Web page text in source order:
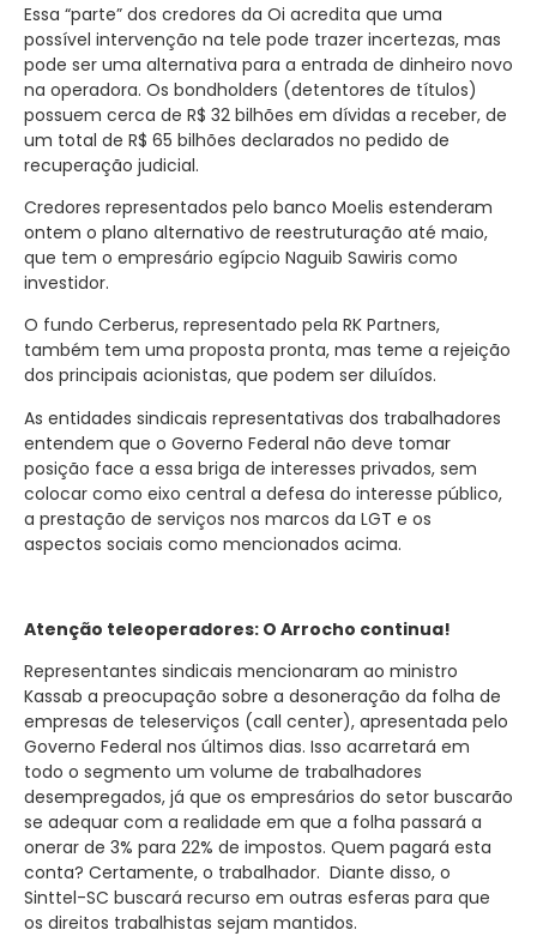
Essa “parte” dos credores da Oi acredita que uma
possível intervenção na tele pode trazer incertezas, mas
pode ser uma alternativa para a entrada de dinheiro novo
na operadora. Os bondholders (detentores de títulos)
possuem cerca de R$ 32 bilhões em dívidas a receber, de
um total de R$ 65 bilhões declarados no pedido de
recuperação judicial.
Credores representados pelo banco Moelis estenderam
ontem o plano alternativo de reestruturação até maio,
que tem o empresário egípcio Naguib Sawiris como
investidor.
O fundo Cerberus, representado pela RK Partners,
também tem uma proposta pronta, mas teme a rejeição
dos principais acionistas, que podem ser diluídos.
As entidades sindicais representativas dos trabalhadores
entendem que o Governo Federal não deve tomar
posição face a essa briga de interesses privados, sem
colocar como eixo central a defesa do interesse público,
a prestação de serviços nos marcos da LGT e os
aspectos sociais como mencionados acima.
Atenção teleoperadores: O Arrocho continua!
Representantes sindicais mencionaram ao ministro
Kassab a preocupação sobre a desoneração da folha de
empresas de teleserviços (call center), apresentada pelo
Governo Federal nos últimos dias. Isso acarretará em
todo o segmento um volume de trabalhadores
desempregados, já que os empresários do setor buscarão
se adequar com a realidade em que a folha passará a
onerar de 3% para 22% de impostos. Quem pagará esta
conta? Certamente, o trabalhador. Diante disso, o
Sinttel-SC buscará recurso em outras esferas para que
os direitos trabalhistas sejam mantidos.